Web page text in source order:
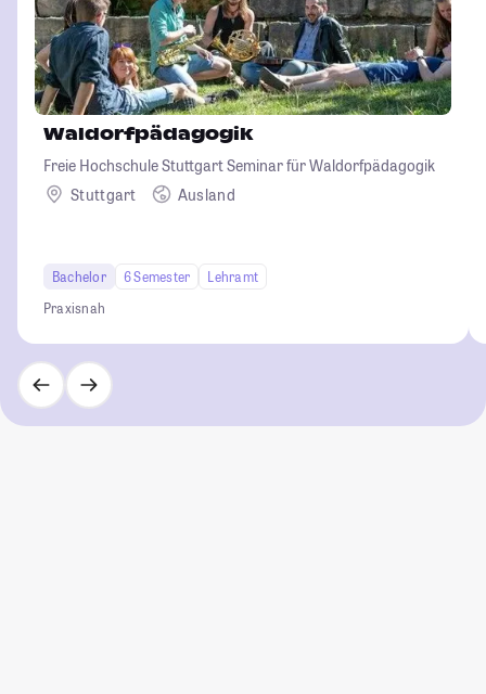
Waldorfpädagogik
Freie Hochschule Stuttgart Seminar für Waldorfpädagogik
Stuttgart
Ausland
Bachelor 6 Semester
Lehramt
Praxisnah